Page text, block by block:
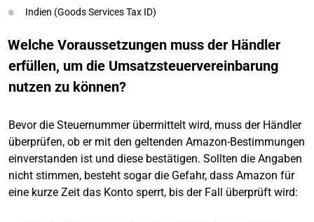
Indien (Goods Services Tax ID)
Welche Voraussetzungen muss der Händler
erfüllen, um die Umsatzsteuervereinbarung
nutzen zu können?
Bevor die Steuernummer übermittelt wird, muss der Händler
überprüfen, ob er mit den geltenden Amazon-Bestimmungen
einverstanden ist und diese bestätigen. Sollten die Angaben
nicht stimmen, besteht sogar die Gefahr, dass Amazon für
eine kurze Zeit das Konto sperrt, bis der Fall überprüft wird: